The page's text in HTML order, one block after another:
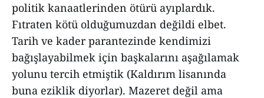
politik kanaatlerinden ötürü ayıplardık.
Fıtraten kötü olduğumuzdan değildi elbet.
Tarih ve kader parantezinde kendimizi
bağışlayabilmek için başkalarını aşağılamak
yolunu tercih etmiştik (Kaldırım lisanında
buna eziklik diyorlar). Mazeret değil ama